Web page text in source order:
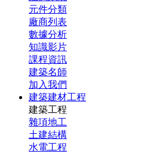
元件分類
廠商列表
數據分析
知識影片
課程資訊
建築名師
加入我們
建築建材工程
建築工程
雜項地工
土建結構
水電工程